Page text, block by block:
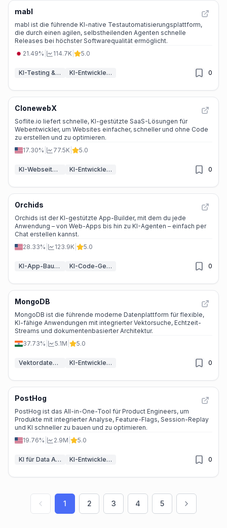
mabl
mabl ist die führende KI-native Testautomatisierungsplattform,
die durch einen agilen, selbstheilenden Agenten schnelle
Releases bei höchster Softwarequalität ermöglicht.
21.49%
114.7K 5.0
KI-Testing & QA KI-Entwickler-Tools 0
ClonewebX
Soflite.io liefert schnelle, KI-gestützte SaaS-Lösungen für
Webentwickler, um Websites einfacher, schneller und ohne Code
zu erstellen und zu optimieren.
17.30%
77.5K 5.0
KI-Webseitendesigner KI-Entwickler-Tools 0
Orchids
Orchids ist der KI-gestützte App-Builder, mit dem du jede
Anwendung – von Web-Apps bis hin zu KI-Agenten – einfach per
Chat erstellen kannst.
28.33%
123.9K 5.0
KI-App-Baukasten KI-Code-Generator 0
MongoDB
MongoDB ist die führende moderne Datenplattform für flexible,
KI-fähige Anwendungen mit integrierter Vektorsuche, Echtzeit-
Streams und dokumentenbasierter Architektur.
37.73%
5.1M 5.0
Vektordatenbanken & RAG KI-Entwickler-Tools 0
PostHog
PostHog ist das All-in-One-Tool für Product Engineers, um
Produkte mit integrierter Analyse, Feature-Flags, Session-Replay
und KI schneller zu bauen und zu optimieren.
19.76%
2.9M 5.0
KI für Data Analytics KI-Entwickler-Tools 0
1 2 3 4 5